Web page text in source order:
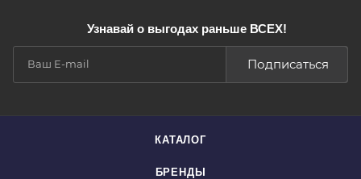
Узнавай о выгодах раньше ВСЕХ!
Подписаться
КАТАЛОГ
БРЕНДЫ